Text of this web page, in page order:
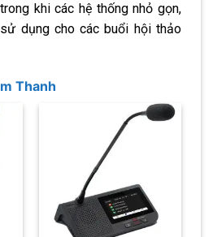
khi các hệ thống nhỏ gọn,
dụng cho các buổi hội thảo
Thanh